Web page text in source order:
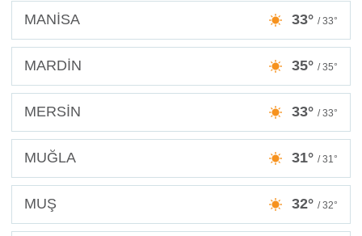
MANİSA 33° / 33°
MARDİN 35° / 35°
MERSİN 33° / 33°
MUĞLA 31° / 31°
MUŞ 32° / 32°